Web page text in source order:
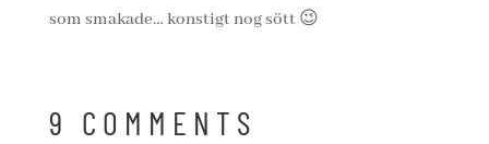
som smakade… konstigt nog sött 😉
9 COMMENTS